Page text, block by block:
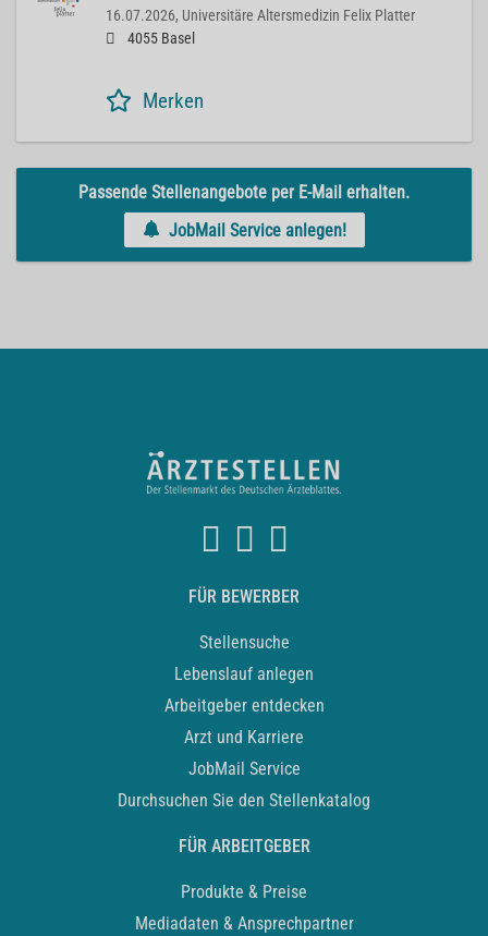
16.07.2026, Universitäre Altersmedizin Felix Platter
4055 Basel
Merken
Passende Stellenangebote per E-Mail erhalten.
JobMail Service anlegen!
FÜR BEWERBER
Stellensuche
Lebenslauf anlegen
Arbeitgeber entdecken
Arzt und Karriere
JobMail Service
Durchsuchen Sie den Stellenkatalog
FÜR ARBEITGEBER
Produkte & Preise
Mediadaten & Ansprechpartner